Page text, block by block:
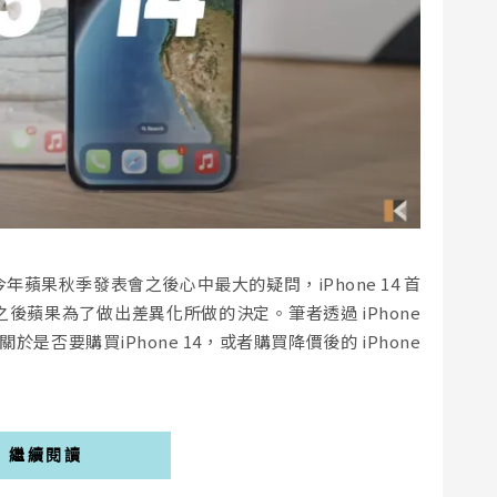
蘋果秋季發表會之後心中最大的疑問，iPhone 14 首
蘋果為了做出差異化所做的決定。筆者透過 iPhone
於是否要購買iPhone 14，或者購買降價後的 iPhone
繼續閱讀